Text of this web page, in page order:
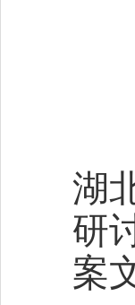
湖
研
案